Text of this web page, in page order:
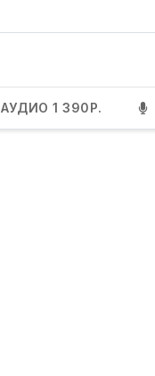
АУДИО 1 390Р.